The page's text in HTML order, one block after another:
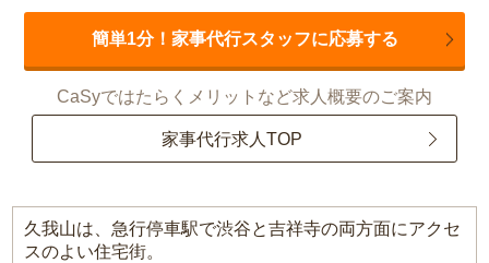
簡単1分！家事代行スタッフに応募する
CaSyではたらくメリットなど求人概要のご案内
家事代行求人TOP
久我山は、急行停車駅で渋谷と吉祥寺の両方面にアクセ
スのよい住宅街。